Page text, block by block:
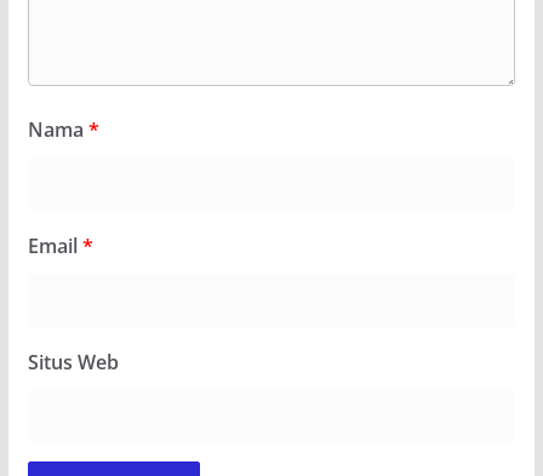
Nama *
Email*
Situs Web